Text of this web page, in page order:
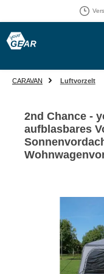
CARAVAN Luftvorzelt
2nd Chance -
aufblasbares